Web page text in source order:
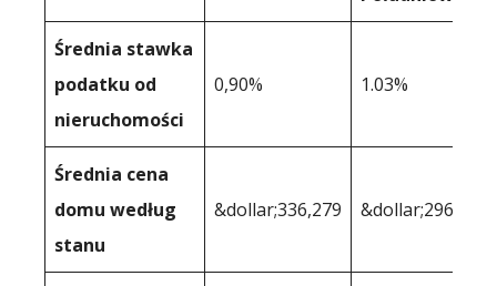
Średnia stawka
podatku od
nieruchomości
0,90% 1.03%
Średnia cena
domu według
stanu
&dollar;336,279 &dollar;296,811